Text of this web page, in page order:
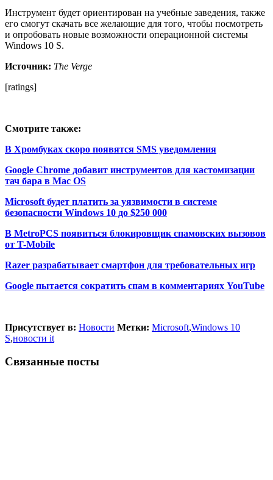
Инструмент будет ориентирован на учебные заведения, также
его смогут скачать все желающие для того, чтобы посмотреть
и опробовать новые возможности операционной системы
Windows 10 S.
Источник: The Verge
[ratings]
Смотрите также:
В Хромбуках скоро появятся SMS уведомления
Google Chrome добавит инструментов для кастомизации
тач бара в Mac OS
Microsoft будет платить за уязвимости в системе
безопасности Windows 10 до $250 000
В MetroPCS появиться блокировщик спамовских вызовов
от T-Mobile
Razer разрабатывает смартфон для требовательных игр
Google пытается сократить спам в комментариях YouTube
Присутствует в: Новости Метки: Microsoft,Windows 10
S,новости it
Связанные посты